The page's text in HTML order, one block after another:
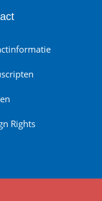
Rights